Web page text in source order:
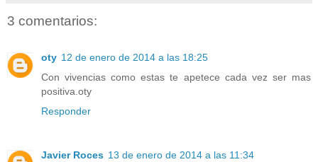
3 comentarios:
oty 12 de enero de 2014 a las 18:25
Con vivencias como estas te apetece cada vez ser mas
positiva.oty
Responder
Javier Roces 13 de enero de 2014 a las 11:34